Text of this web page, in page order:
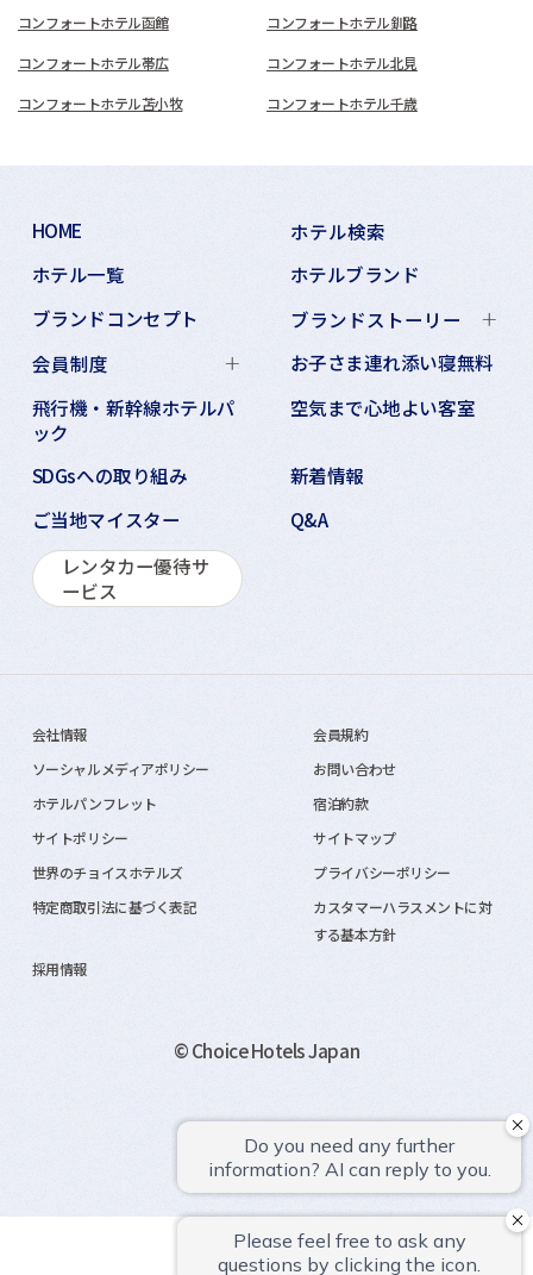
コンフォートホテル函館 コンフォートホテル釧路
コンフォートホテル帯広 コンフォートホテル北見
コンフォートホテル苫小牧 コンフォートホテル千歳
HOME
ホテル検索
ホテル一覧
ホテルブランド
ブランドコンセプト
ブランドストーリー
会員制度
お子さま連れ添い寝無料
飛行機・新幹線ホテルパ
ック
空気まで心地よい客室
SDGsへの取り組み
新着情報
ご当地マイスター
Q&A
レンタカー優待サ
ービス
会社情報
会員規約
ソーシャルメディアポリシー
お問い合わせ
ホテルパンフレット
宿泊約款
サイトポリシー
サイトマップ
世界のチョイスホテルズ
プライバシーポリシー
特定商取引法に基づく表記
カスタマーハラスメントに対
する基本方針
採用情報
© Choice Hotels Japan